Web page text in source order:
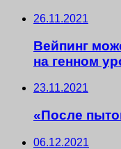
26.11.2021
Вейпинг
на генном
23.11.2021
«После
06.12.2021